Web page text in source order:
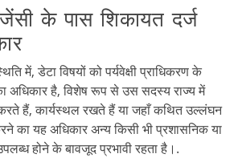
के पास शिकायत दर्ज
में, डेटा विषयों को पर्यवेक्षी प्राधिकरण के
अधिकार है, विशेष रूप से उस सदस्य राज्य में
करते हैं, कार्यस्थल रखते हैं या जहाँ कथित उल्लंघन
का यह अधिकार अन्य किसी भी प्रशासनिक या
होने के बावजूद प्रभावी रहता है।.